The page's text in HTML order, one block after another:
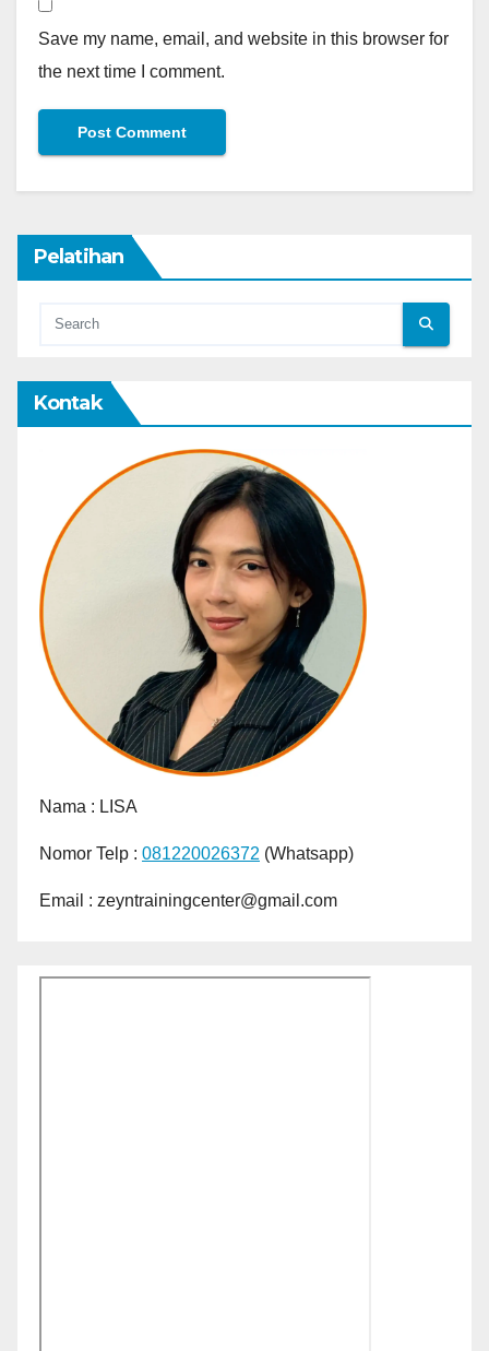
Save my name, email, and website in this browser for
the next time I comment.
Pelatihan
Kontak
Nama : LISA
Nomor Telp : 081220026372 (Whatsapp)
Email : zeyntrainingcenter@gmail.com